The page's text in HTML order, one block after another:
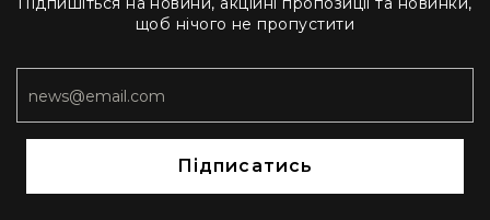
слуху
для
Аксесуари
і
комплектуючі
Гарнітури
щоб нічого не пропустити
Підписатись